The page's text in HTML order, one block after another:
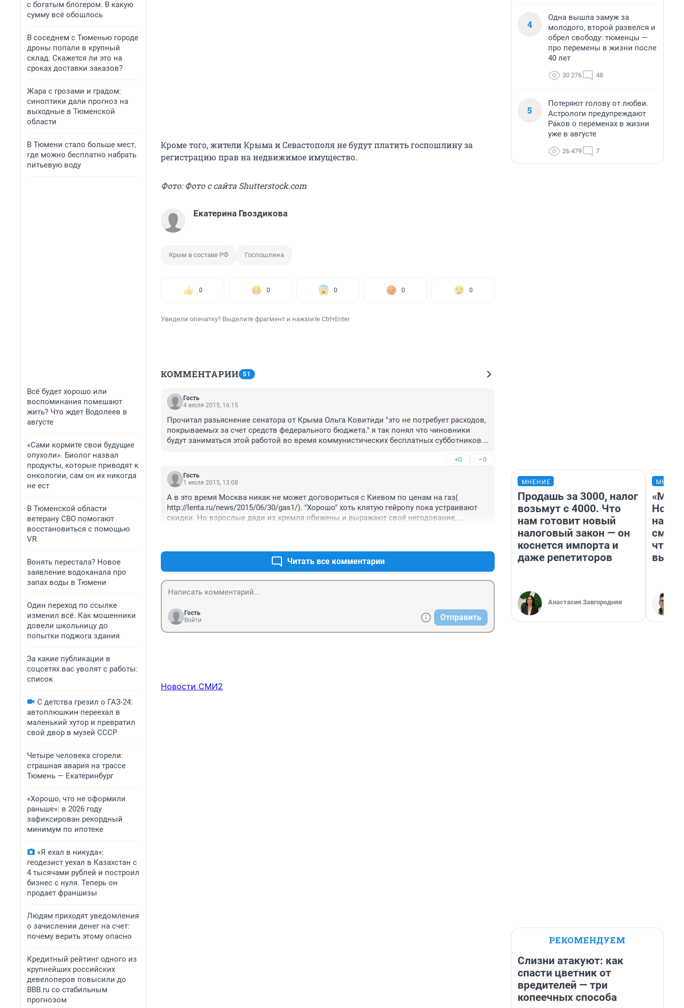
с богатым блогером. В какую
сумму всё обошлось
В соседнем с Тюменью городе
дроны попали в крупный
склад. Скажется ли это на
сроках доставки заказов?
Жара с грозами и градом:
синоптики дали прогноз на
выходные в Тюменской
области
В Тюмени стало больше мест,
где можно бесплатно набрать
питьевую воду
Всё будет хорошо или
воспоминания помешают
жить? Что ждет Водолеев в
августе
«Сами кормите свои будущие
опухоли». Биолог назвал
продукты, которые приводят к
онкологии, сам он их никогда
не ест
В Тюменской области
ветерану СВО помогают
восстановиться с помощью
VR
Вонять перестала? Новое
заявление водоканала про
запах воды в Тюмени
Один переход по ссылке
изменил всё. Как мошенники
довели школьницу до
попытки поджога здания
За какие публикации в
соцсетях вас уволят с работы:
список
С детства грезил о ГАЗ-24:
автоплюшкин переехал в
маленький хутор и превратил
свой двор в музей СССР
Четыре человека сгорели:
страшная авария на трассе
Тюмень — Екатеринбург
«Хорошо, что не оформили
раньше»: в 2026 году
зафиксирован рекордный
минимум по ипотеке
«Я ехал в никуда»:
геодезист уехал в Казахстан с
4 тысячами рублей и построил
бизнес с нуля. Теперь он
продает франшизы
Людям приходят уведомления
о зачислении денег на счет:
почему верить этому опасно
Кредитный рейтинг одного из
крупнейших российских
девелоперов повысили до
BBB.ru со стабильным
прогнозом
Кроме того, жители Крыма и Севастополя не будут платить госпошлину за
регистрацию прав на недвижимое имущество.
Фото: Фото с сайта Shutterstock.com
Екатерина Гвоздикова
Крым в составе РФ Госпошлина
0 0 0 0 0
Увидели опечатку? Выделите фрагмент и нажмите Ctrl+Enter
КОММЕНТАРИИ 51
Гость
4 июля 2015, 16:15
Прочитал разьяснение сенатора от Крыма Ольга Ковитиди "это не потребует расходов,
покрываемых за счет средств федерального бюджета." я так понял что чиновники
будут заниматься этой работой во время коммунистических бесплатных субботников.
+0 –0
Гость
1 июля 2015, 13:08
А в это время Москва никак не может договориться с Киевом по ценам на газ(
http://lenta.ru/news/2015/06/30/gas1/). "Хорошо" хоть клятую гейропу пока устраивают
скидки. Но взрослые дяди из кремля обижены и выражают своё негодование,
Читать все комментарии
Гость
Войти
Отправить
Новости СМИ2
4
Одна вышла замуж за
молодого, второй развелся и
обрел свободу: тюменцы —
про перемены в жизни после
40 лет
30 276 48
5
Потеряют голову от любви.
Астрологи предупреждают
Раков о переменах в жизни
уже в августе
26 479 7
МНЕНИЕ
Продашь за 3000, налог
возьмут с 4000. Что
нам готовит новый
налоговый закон — он
коснется импорта и
даже репетиторов
Анастасия Завгородняя
«Мы
РЕКОМЕНДУЕМ
Слизни атакуют: как
спасти цветник от
вредителей — три
копеечных способа